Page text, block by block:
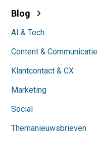
Blog
AI & Tech
Content & Communicatie
Klantcontact & CX
Marketing
Social
Themanieuwsbrieven